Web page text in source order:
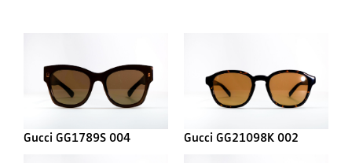
Gucci GG1789S 004 Gucci GG21098K 002